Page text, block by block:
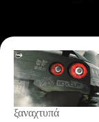
ξαναχτυπά